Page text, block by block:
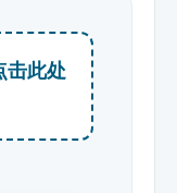
击此处